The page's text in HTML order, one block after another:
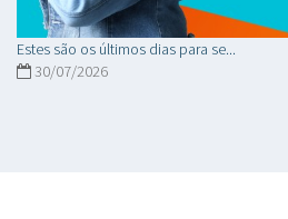
Estes são os últimos dias para se...
30/07/2026